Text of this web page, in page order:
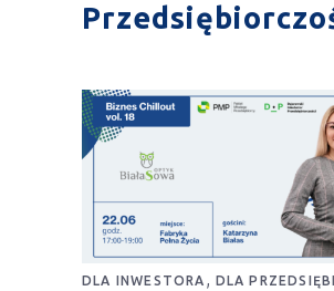
DLA INWESTORA , DLA